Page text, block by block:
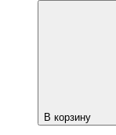
В корзину